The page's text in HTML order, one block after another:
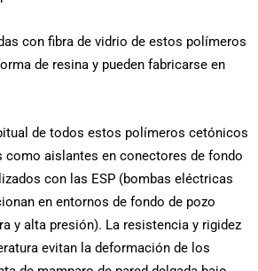
con fibra de vidrio de estos polímeros
de resina y pueden fabricarse en
de todos estos polímeros cetónicos
como aislantes en conectores de fondo
con las ESP (bombas eléctricas
en entornos de fondo de pozo
y alta presión). La resistencia y rigidez
evitan la deformación de los